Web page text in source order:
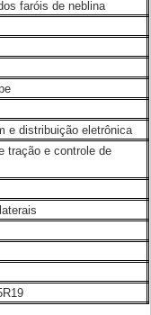
faróis de neblina
e distribuição eletrônica
tração e controle de